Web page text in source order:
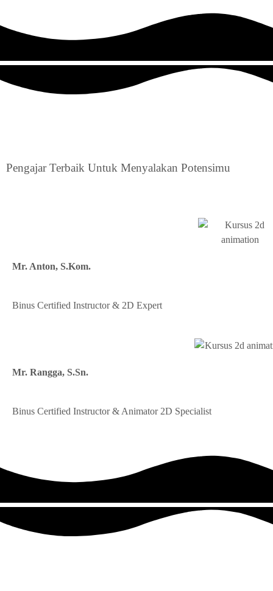
Pengajar Terbaik Untuk Menyalakan Potensimu
Mr. Anton, S.Kom.
Binus Certified Instructor & 2D Expert
Mr. Rangga, S.Sn.
Binus Certified Instructor & Animator 2D Specialist